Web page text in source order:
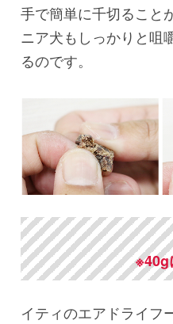
手で簡単に千切ること
ニア犬もしっかりと咀
るのです。
※40g
イティのエアドライフ